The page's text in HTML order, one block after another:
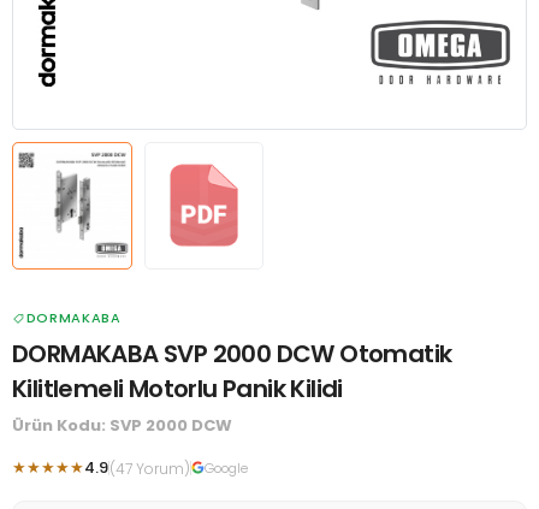
DORMAKABA
DORMAKABA SVP 2000 DCW Otomatik
Kilitlemeli Motorlu Panik Kilidi
Ürün Kodu: SVP 2000 DCW
★★★★★4.9(47 Yorum) Google